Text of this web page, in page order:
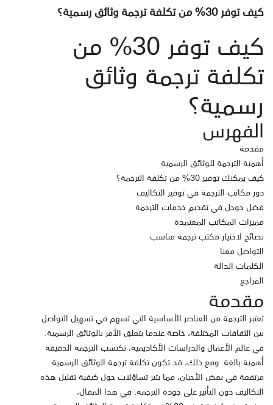
كيف توفر 30% من تكلفة ترجمة وثائق رسمية؟
كيف توفر 30% من
تكلفة ترجمة وثائق
رسمية؟
الفهرس
مقدمة
أهمية الترجمة للوثائق الرسمية
كيف يمكنك توفير 30% من تكلفة الترجمة؟
دور مكاتب الترجمة في توفير التكاليف
فضل جوجل في تقديم خدمات الترجمة
مميزات المكاتب المعتمدة
نصائح لاختيار مكتب ترجمة مناسب
التواصل معنا
الكلمات الدالة
المراجع
مقدمة
تعتبر الترجمة من العناصر الأساسية التي تسهم في تسهيل التواصل
بين الثقافات المختلفة، خاصة عندما يتعلق الأمر بالوثائق الرسمية.
في عالم الأعمال والدراسات الأكاديمية، تكتسب الترجمة الدقيقة
أهمية بالغة. ومع ذلك، قد تكون تكلفة ترجمة الوثائق الرسمية
مرتفعة في بعض الأحيان، مما يثير تساؤلات حول كيفية تقليل هذه
التكاليف دون التأثير على جودة الترجمة. في هذا المقال،